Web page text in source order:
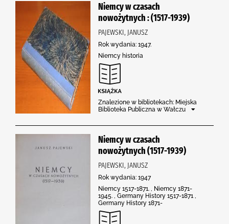
Niemcy w czasach
nowożytnych : (1517-1939)
PAJEWSKI, JANUSZ
Rok wydania: 1947.
Niemcy historia
Znalezione w bibliotekach: Miejska
Biblioteka Publiczna w Wałczu
Niemcy w czasach
nowożytnych (1517-1939)
PAJEWSKI, JANUSZ
Rok wydania: 1947
Niemcy 1517-1871. , Niemcy 1871-
1945. , Germany History 1517-1871 ,
Germany History 1871-